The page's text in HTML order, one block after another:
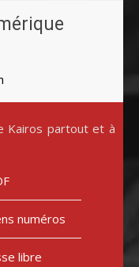
Kairos partout et à
numéros
libre